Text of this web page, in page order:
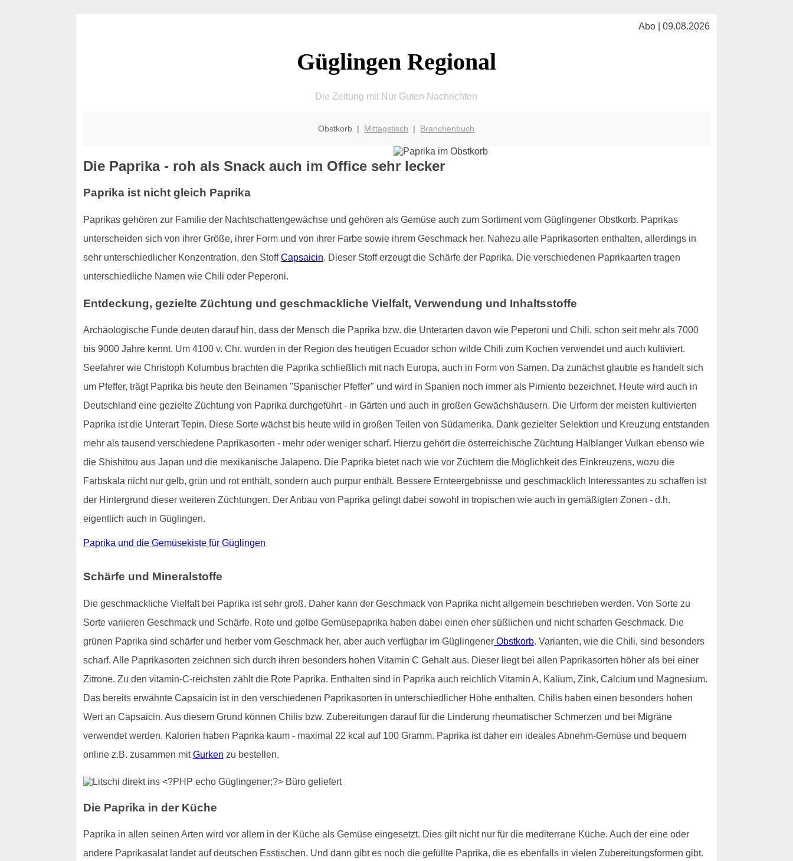
Abo | 09.08.2026
Güglingen Regional
Die Zeitung mit Nur Guten Nachrichten
Obstkorb | Mittagstisch | Branchenbuch
Die Paprika - roh als Snack auch im Office sehr lecker
Paprika ist nicht gleich Paprika
Paprikas gehören zur Familie der Nachtschattengewächse und gehören als Gemüse auch zum Sortiment vom Güglingener Obstkorb. Paprikas
unterscheiden sich von ihrer Größe, ihrer Form und von ihrer Farbe sowie ihrem Geschmack her. Nahezu alle Paprikasorten enthalten, allerdings in
sehr unterschiedlicher Konzentration, den StoffCapsaicin. Dieser Stoff erzeugt die Schärfe der Paprika. Die verschiedenen Paprikaarten tragen
unterschiedliche Namen wie Chili oder Peperoni.
Entdeckung, gezielte Züchtung und geschmackliche Vielfalt, Verwendung und Inhaltsstoffe
Archäologische Funde deuten darauf hin, dass der Mensch die Paprika bzw. die Unterarten davon wie Peperoni und Chili, schon seit mehr als 7000
bis 9000 Jahre kennt. Um 4100 v. Chr. wurden in der Region des heutigen Ecuador schon wilde Chili zum Kochen verwendet und auch kultiviert.
Seefahrer wie Christoph Kolumbus brachten die Paprika schließlich mit nach Europa, auch in Form von Samen. Da zunächst glaubte es handelt sich
um Pfeffer, trägt Paprika bis heute den Beinamen "Spanischer Pfeffer" und wird in Spanien noch immer als Pimiento bezeichnet. Heute wird auch in
Deutschland eine gezielte Züchtung von Paprika durchgeführt - in Gärten und auch in großen Gewächshäusern. Die Urform der meisten kultivierten
Paprika ist die Unterart Tepin. Diese Sorte wächst bis heute wild in großen Teilen von Südamerika. Dank gezielter Selektion und Kreuzung entstanden
mehr als tausend verschiedene Paprikasorten - mehr oder weniger scharf. Hierzu gehört die österreichische Züchtung Halblanger Vulkan ebenso wie
die Shishitou aus Japan und die mexikanische Jalapeno. Die Paprika bietet nach wie vor Züchtern die Möglichkeit des Einkreuzens, wozu die
Farbskala nicht nur gelb, grün und rot enthält, sondern auch purpur enthält. Bessere Ernteergebnisse und geschmacklich Interessantes zu schaffen ist
der Hintergrund dieser weiteren Züchtungen. Der Anbau von Paprika gelingt dabei sowohl in tropischen wie auch in gemäßigten Zonen - d.h.
eigentlich auch in Güglingen.
Paprika und die Gemüsekiste für Güglingen
Schärfe und Mineralstoffe
Die geschmackliche Vielfalt bei Paprika ist sehr groß. Daher kann der Geschmack von Paprika nicht allgemein beschrieben werden. Von Sorte zu
Sorte variieren Geschmack und Schärfe. Rote und gelbe Gemüsepaprika haben dabei einen eher süßlichen und nicht scharfen Geschmack. Die
grünen Paprika sind schärfer und herber vom Geschmack her, aber auch verfügbar im GüglingenerObstkorb. Varianten, wie die Chili, sind besonders
scharf. Alle Paprikasorten zeichnen sich durch ihren besonders hohen Vitamin C Gehalt aus. Dieser liegt bei allen Paprikasorten höher als bei einer
Zitrone. Zu den vitamin-C-reichsten zählt die Rote Paprika. Enthalten sind in Paprika auch reichlich Vitamin A, Kalium, Zink, Calcium und Magnesium.
Das bereits erwähnte Capsaicin ist in den verschiedenen Paprikasorten in unterschiedlicher Höhe enthalten. Chilis haben einen besonders hohen
Wert an Capsaicin. Aus diesem Grund können Chilis bzw. Zubereitungen darauf für die Linderung rheumatischer Schmerzen und bei Migräne
verwendet werden. Kalorien haben Paprika kaum - maximal 22 kcal auf 100 Gramm. Paprika ist daher ein ideales Abnehm-Gemüse und bequem
online z.B. zusammen mitGurken zu bestellen.
Die Paprika in der Küche
Paprika in allen seinen Arten wird vor allem in der Küche als Gemüse eingesetzt. Dies gilt nicht nur für die mediterrane Küche. Auch der eine oder
andere Paprikasalat landet auf deutschen Esstischen. Und dann gibt es noch die gefüllte Paprika, die es ebenfalls in vielen Zubereitungsformen gibt.